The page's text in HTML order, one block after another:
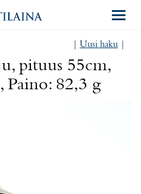
Uusi haku
pituus 55cm,
Paino: 82,3 g